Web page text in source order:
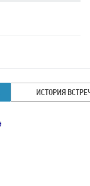
ИСТОРИЯ